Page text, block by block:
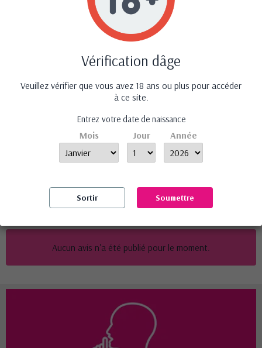
Robe Kristeen noire -
Passion
Guêpière Zinnia -
Passion ECO Collection
Avis (0)
Aucun avis n'a été publié pour le moment.
Vérification dâge
Veuillez vérifier que vous avez 18 ans ou plus pour accéder
à ce site.
Entrez votre date de naissance
Mois Jour Année
Sortir Soumettre